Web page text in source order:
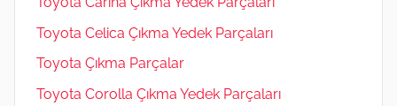
Toyota Celica Çıkma Yedek Parçaları
Toyota Çıkma Parçalar
Toyota Corolla Çıkma Yedek Parçaları